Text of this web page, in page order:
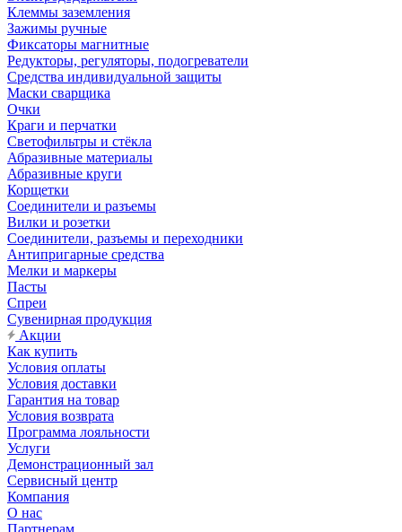
Клеммы заземления
Зажимы ручные
Фиксаторы магнитные
Редукторы, регуляторы, подогреватели
Средства индивидуальной защиты
Маски сварщика
Очки
Краги и перчатки
Светофильтры и стёкла
Абразивные материалы
Абразивные круги
Корщетки
Соединители и разъемы
Вилки и розетки
Соединители, разъемы и переходники
Антипригарные средства
Мелки и маркеры
Пасты
Спреи
Сувенирная продукция
Акции
Как купить
Условия оплаты
Условия доставки
Гарантия на товар
Условия возврата
Программа лояльности
Услуги
Демонстрационный зал
Сервисный центр
Компания
О нас
Партнерам